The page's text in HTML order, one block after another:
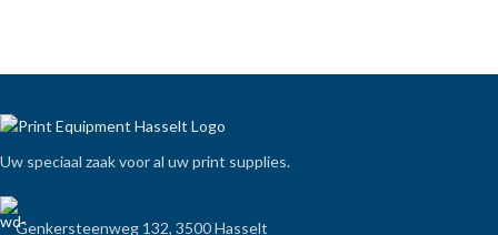
Uw speciaal zaak voor al uw print supplies.
Genkersteenweg 132, 3500 Hasselt